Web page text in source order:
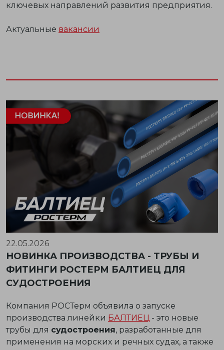
ключевых направлений развития предприятия.
Актуальные вакансии
22.05.2026
НОВИНКА ПРОИЗВОДСТВА - ТРУБЫ И
ФИТИНГИ РОСТЕРМ БАЛТИЕЦ ДЛЯ
СУДОСТРОЕНИЯ
Компания РОСТерм объявила о запуске
производства линейки БАЛТИЕЦ - это новые
трубы для судостроения, разработанные для
применения на морских и речных судах, а также